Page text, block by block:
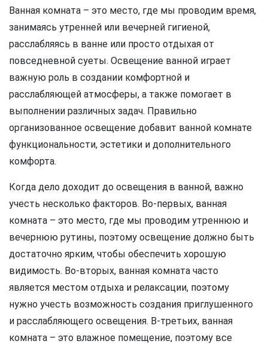
Ванная комната – это место, где мы проводим время,
занимаясь утренней или вечерней гигиеной,
расслабляясь в ванне или просто отдыхая от
повседневной суеты. Освещение ванной играет
важную роль в создании комфортной и
расслабляющей атмосферы, а также помогает в
выполнении различных задач. Правильно
организованное освещение добавит ванной комнате
функциональности, эстетики и дополнительного
комфорта.
Когда дело доходит до освещения в ванной, важно
учесть несколько факторов. Во-первых, ванная
комната – это место, где мы проводим утреннюю и
вечернюю рутины, поэтому освещение должно быть
достаточно ярким, чтобы обеспечить хорошую
видимость. Во-вторых, ванная комната часто
является местом отдыха и релаксации, поэтому
нужно учесть возможность создания приглушенного
и расслабляющего освещения. В-третьих, ванная
комната – это влажное помещение, поэтому все